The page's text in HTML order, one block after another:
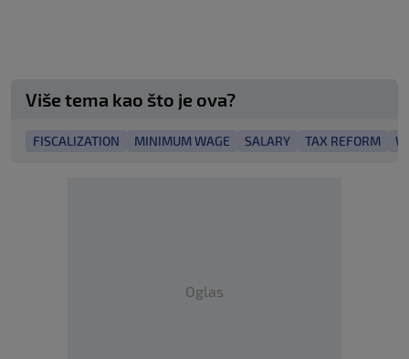
Više tema kao što je ova?
FISCALIZATION MINIMUM WAGE SALARY TAX REFORM
Oglas